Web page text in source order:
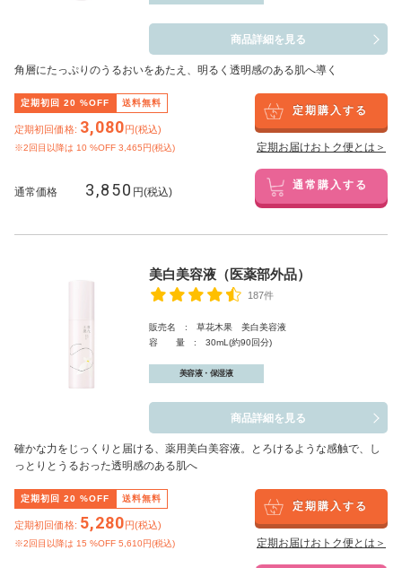
商品詳細を見る
角層にたっぷりのうるおいをあたえ、明るく透明感のある肌へ導く
定期初回 20 %OFF 送料無料
定期初回価格: 3,080円(税込)
※2回目以降は 10 %OFF 3,465円(税込)
定期購入する
定期お届けおトク便とは＞
通常価格 3,850 円(税込) 通常購入する
美白美容液（医薬部外品）
187件
販売名 : 草花木果 美白美容液
容 量 : 30mL(約90回分)
美容液・保湿液
商品詳細を見る
確かな力をじっくりと届ける、薬用美白美容液。とろけるような感触で、し
っとりとうるおった透明感のある肌へ
定期初回 20 %OFF 送料無料
定期初回価格: 5,280円(税込)
※2回目以降は 15 %OFF 5,610円(税込)
定期購入する
定期お届けおトク便とは＞